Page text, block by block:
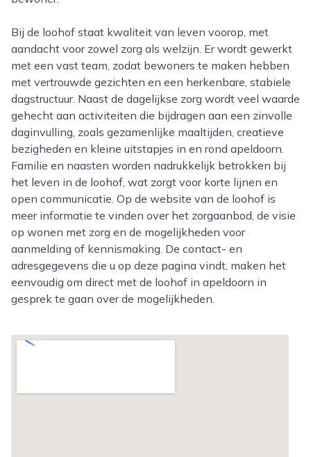
Bij de loohof staat kwaliteit van leven voorop, met
aandacht voor zowel zorg als welzijn. Er wordt gewerkt
met een vast team, zodat bewoners te maken hebben
met vertrouwde gezichten en een herkenbare, stabiele
dagstructuur. Naast de dagelijkse zorg wordt veel waarde
gehecht aan activiteiten die bijdragen aan een zinvolle
daginvulling, zoals gezamenlijke maaltijden, creatieve
bezigheden en kleine uitstapjes in en rond apeldoorn.
Familie en naasten worden nadrukkelijk betrokken bij
het leven in de loohof, wat zorgt voor korte lijnen en
open communicatie. Op de website van de loohof is
meer informatie te vinden over het zorgaanbod, de visie
op wonen met zorg en de mogelijkheden voor
aanmelding of kennismaking. De contact- en
adresgegevens die u op deze pagina vindt, maken het
eenvoudig om direct met de loohof in apeldoorn in
gesprek te gaan over de mogelijkheden.